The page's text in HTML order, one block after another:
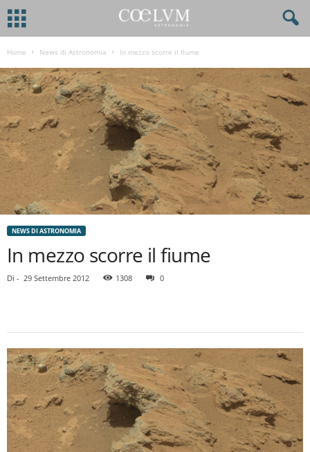
Home News di Astronomia In mezzo scorre il fiume
NEWS DI ASTRONOMIA
In mezzo scorre il fiume
Di - 29 Settembre 2012 1308 0